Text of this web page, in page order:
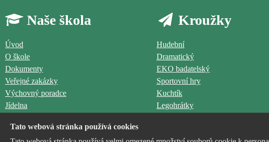
Naše škola
Úvod
O škole
Dokumenty
Veřejné zakázky
Výchovný poradce
Jídelna
Kroužky
Hudební
Dramatický
EKO badatelský
Sportovní hry
Kuchtík
Legohrátky
Tato webová stránka používá cookies